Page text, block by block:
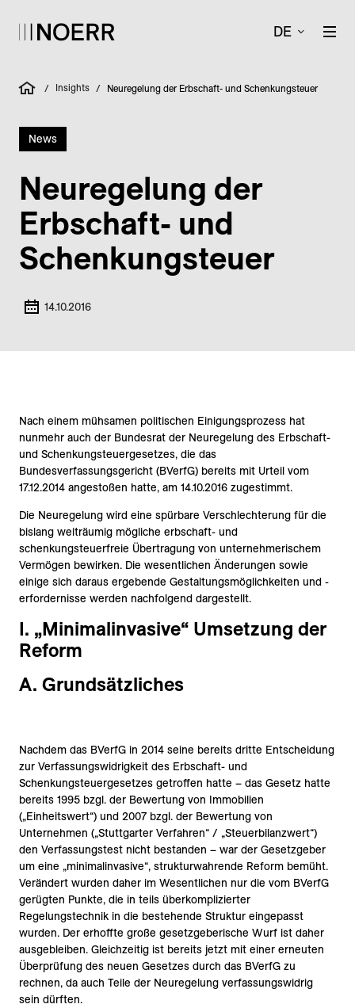
DE
/ Insights / Neuregelung der Erbschaft- und Schenkungsteuer
News
Neuregelung der
Erbschaft- und
Schenkungsteuer
14.10.2016
Nach einem mühsamen politischen Einigungsprozess hat
nunmehr auch der Bundesrat der Neuregelung des Erbschaft-
und Schenkungsteuergesetzes, die das
Bundesverfassungsgericht (BVerfG) bereits mit Urteil vom
17.12.2014 angestoßen hatte, am 14.10.2016 zugestimmt.
Die Neuregelung wird eine spürbare Verschlechterung für die
bislang weiträumig mögliche erbschaft- und
schenkungsteuerfreie Übertragung von unternehmerischem
Vermögen bewirken. Die wesentlichen Änderungen sowie
einige sich daraus ergebende Gestaltungsmöglichkeiten und -
erfordernisse werden nachfolgend dargestellt.
I. „Minimalinvasive“ Umsetzung der
Reform
A. Grundsätzliches
Nachdem das BVerfG in 2014 seine bereits dritte Entscheidung
zur Verfassungswidrigkeit des Erbschaft- und
Schenkungsteuergesetzes getroffen hatte – das Gesetz hatte
bereits 1995 bzgl. der Bewertung von Immobilien
(„Einheitswert“) und 2007 bzgl. der Bewertung von
Unternehmen („Stuttgarter Verfahren“ / „Steuerbilanzwert“)
den Verfassungstest nicht bestanden – war der Gesetzgeber
um eine „minimalinvasive“, strukturwahrende Reform bemüht.
Verändert wurden daher im Wesentlichen nur die vom BVerfG
gerügten Punkte, die in teils überkomplizierter
Regelungstechnik in die bestehende Struktur eingepasst
wurden. Der erhoffte große gesetzgeberische Wurf ist daher
ausgebleiben. Gleichzeitig ist bereits jetzt mit einer erneuten
Überprüfung des neuen Gesetzes durch das BVerfG zu
rechnen, da auch Teile der Neuregelung verfassungswidrig
sein dürften.